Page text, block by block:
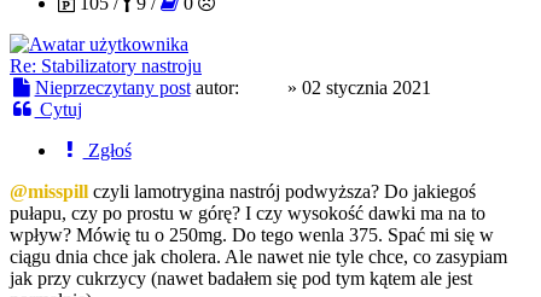
Re: Stabilizatory nastroju
Nieprzeczytany post autor: » 02 stycznia 2021
Cytuj
Zgłoś
@misspill czyli lamotrygina nastrój podwyższa? Do jakiegoś
pułapu, czy po prostu w górę? I czy wysokość dawki ma na to
wpływ? Mówię tu o 250mg. Do tego wenla 375. Spać mi się w
ciągu dnia chce jak cholera. Ale nawet nie tyle chce, co zasypiam
jak przy cukrzycy (nawet badałem się pod tym kątem ale jest